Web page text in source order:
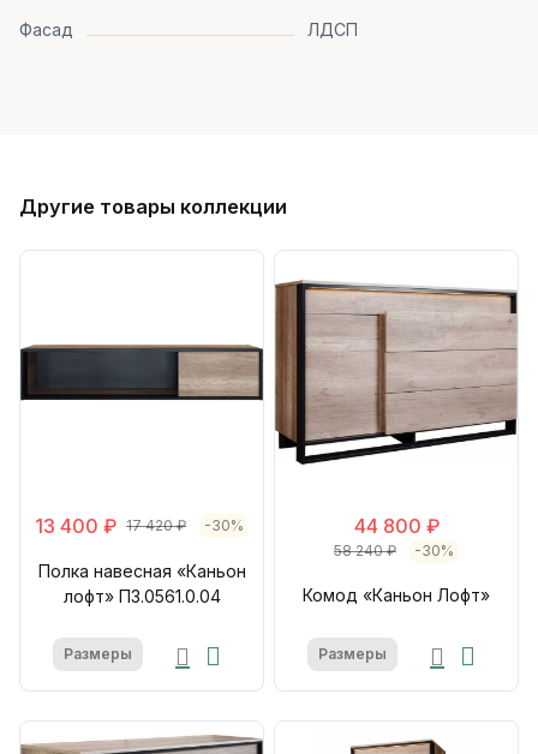
Фасад
ЛДСП
Другие товары коллекции
13 400 ₽ 17 420 ₽ -30%
Полка навесная «Каньон
лофт» П3.0561.0.04
Размеры
44 800 ₽
58 240 ₽ -30%
Комод «Каньон Лофт»
Размеры